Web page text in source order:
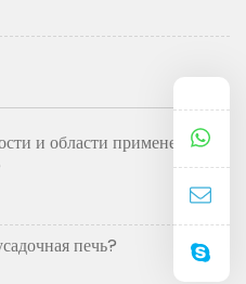
и области применения
печь?